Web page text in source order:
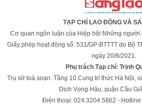
TẠP CHÍ LAO ĐỘNG VÀ
Cơ quan ngôn luận của Hiệp hội Những người
Giấy phép hoạt động số: 531/GP-BTTTT do Bộ
ngày 20/8/2021.
Phụ trách Tạp chí: Trịnh
Trụ sở toà soạn: Tầng 10 Cung trí thức Hà Nội,
Dịch Vọng Hậu, quận Cầu
Điện thoại: 024.3204.5862 -